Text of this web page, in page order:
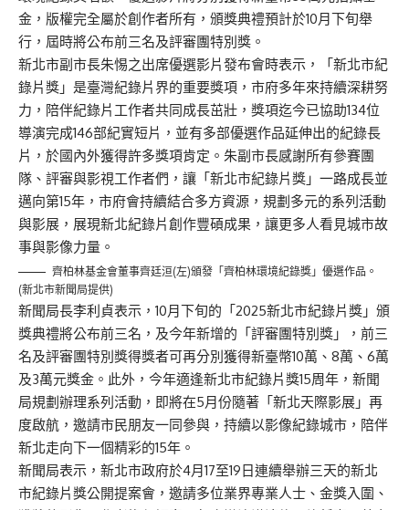
金，版權完全屬於創作者所有，頒獎典禮預計於10月下旬舉
行，屆時將公布前三名及評審團特別獎。
新北市副市長朱惕之出席優選影片發布會時表示，「新北市紀
錄片獎」是臺灣紀錄片界的重要獎項，市府多年來持續深耕努
力，陪伴紀錄片工作者共同成長茁壯，獎項迄今已協助134位
導演完成146部紀實短片，並有多部優選作品延伸出的紀錄長
片，於國內外獲得許多獎項肯定。朱副市長感謝所有參賽團
隊、評審與影視工作者們，讓「新北市紀錄片獎」一路成長並
邁向第15年，市府會持續結合多方資源，規劃多元的系列活動
與影展，展現新北紀錄片創作豐碩成果，讓更多人看見城市故
事與影像力量。
齊柏林基金會董事齊廷洹(左)頒發「齊柏林環境紀錄獎」優選作品。
(新北市新聞局提供)
新聞局長李利貞表示，10月下旬的「2025新北市紀錄片獎」頒
獎典禮將公布前三名，及今年新增的「評審團特別獎」，前三
名及評審團特別獎得獎者可再分別獲得新臺幣10萬、8萬、6萬
及3萬元獎金。此外，今年適逢新北市紀錄片獎15周年，新聞
局規劃辦理系列活動，即將在5月份隨著「新北天際影展」再
度啟航，邀請市民朋友一同參與，持續以影像紀錄城市，陪伴
新北走向下一個精彩的15年。
新聞局表示，新北市政府於4月17至19日連續舉辦三天的新北
市紀錄片獎公開提案會，邀請多位業界專業人士、金獎入圍、